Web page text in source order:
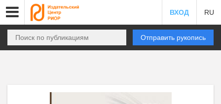
ВХОД RU
Отправить рукопись